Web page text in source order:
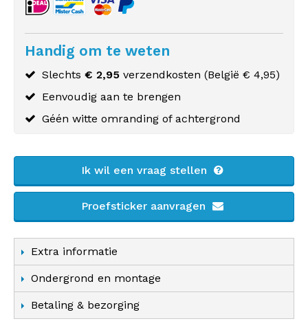
Handig om te weten
Slechts € 2,95 verzendkosten (België € 4,95)
Eenvoudig aan te brengen
Géén witte omranding of achtergrond
Ik wil een vraag stellen
Proefsticker aanvragen
Extra informatie
Ondergrond en montage
Betaling & bezorging